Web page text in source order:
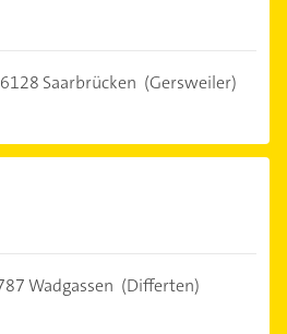
Saarbrücken (Gersweiler)
Wadgassen (Differten)